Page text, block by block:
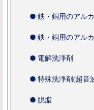
鉄・銅用のアル
鉄・銅用のアル
電解洗浄剤
特殊洗浄剤(超音
脱脂